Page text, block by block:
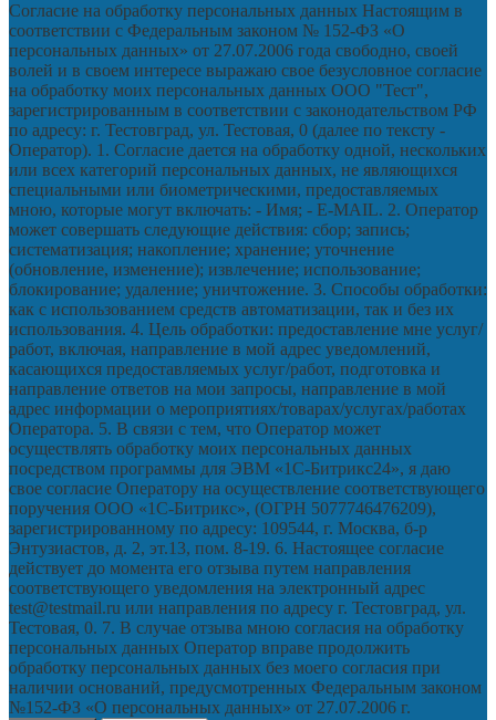
Согласие на обработку персональных данных Настоящим в
соответствии с Федеральным законом № 152-ФЗ «О
персональных данных» от 27.07.2006 года свободно, своей
волей и в своем интересе выражаю свое безусловное согласие
на обработку моих персональных данных ООО "Тест",
зарегистрированным в соответствии с законодательством РФ
по адресу: г. Тестовград, ул. Тестовая, 0 (далее по тексту -
Оператор). 1. Согласие дается на обработку одной, нескольких
или всех категорий персональных данных, не являющихся
специальными или биометрическими, предоставляемых
мною, которые могут включать: - Имя; - E-MAIL. 2. Оператор
может совершать следующие действия: сбор; запись;
систематизация; накопление; хранение; уточнение
(обновление, изменение); извлечение; использование;
блокирование; удаление; уничтожение. 3. Способы обработки:
как с использованием средств автоматизации, так и без их
использования. 4. Цель обработки: предоставление мне услуг/
работ, включая, направление в мой адрес уведомлений,
касающихся предоставляемых услуг/работ, подготовка и
направление ответов на мои запросы, направление в мой
адрес информации о мероприятиях/товарах/услугах/работах
Оператора. 5. В связи с тем, что Оператор может
осуществлять обработку моих персональных данных
посредством программы для ЭВМ «1С-Битрикс24», я даю
свое согласие Оператору на осуществление соответствующего
поручения ООО «1С-Битрикс», (ОГРН 5077746476209),
зарегистрированному по адресу: 109544, г. Москва, б-р
Энтузиастов, д. 2, эт.13, пом. 8-19. 6. Настоящее согласие
действует до момента его отзыва путем направления
соответствующего уведомления на электронный адрес
test@testmail.ru или направления по адресу г. Тестовград, ул.
Тестовая, 0. 7. В случае отзыва мною согласия на обработку
персональных данных Оператор вправе продолжить
обработку персональных данных без моего согласия при
наличии оснований, предусмотренных Федеральным законом
№152-ФЗ «О персональных данных» от 27.07.2006 г.